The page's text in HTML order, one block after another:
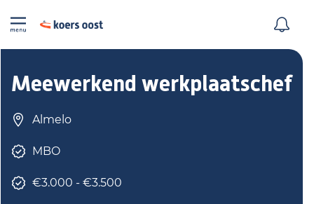
Meewerkend werkplaatschef
Almelo
MBO
€3.000 - €3.500